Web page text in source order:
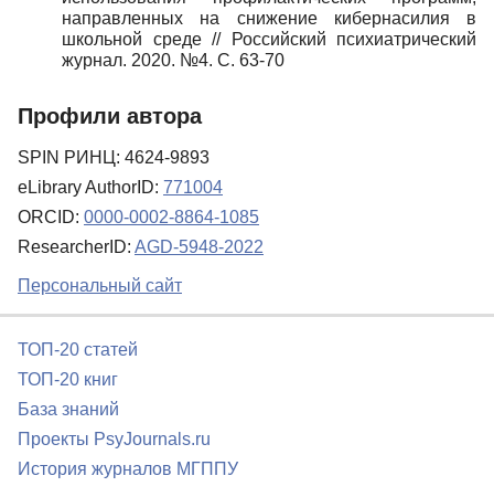
направленных на снижение кибернасилия в
школьной среде // Российский психиатрический
журнал. 2020. №4. C. 63-70
Профили автора
SPIN РИНЦ: 4624-9893
eLibrary AuthorID: 771004
ORCID: 0000-0002-8864-1085
ResearcherID: AGD-5948-2022
Персональный сайт
ТОП-20 статей
ТОП-20 книг
База знаний
Проекты PsyJournals.ru
История журналов МГППУ